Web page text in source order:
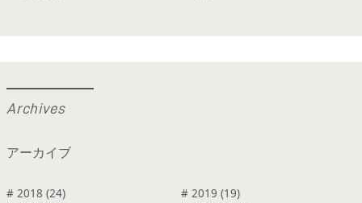
Archives
アーカイブ
# 2018 (24)
# 2019 (19)